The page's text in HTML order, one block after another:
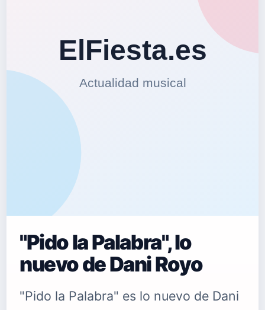
"Pido la Palabra", lo
nuevo de Dani Royo
"Pido la Palabra" es lo nuevo de Dani